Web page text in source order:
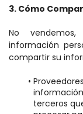
3. Cómo
No
información
compartir su
terceros